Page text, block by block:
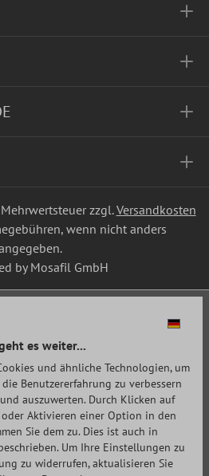
zzgl.Versandkosten
wenn nicht anders
by Mosafil GmbH
es weiter...
und ähnliche Technologien, um
Benutzererfahrung zu verbessern
auszuwerten. Durch Klicken auf
oder Aktivieren einer Option in den
Sie dem zu. Dies ist auch in
Um Ihre Einstellungen zu
zu widerrufen, aktualisieren Sie